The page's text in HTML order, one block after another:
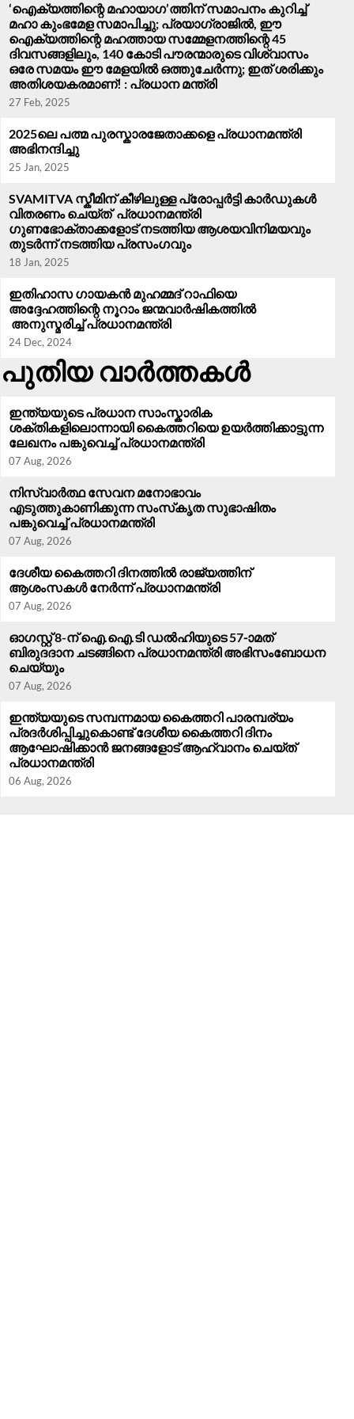
‘ഐക്യത്തിന്റെ മഹായാഗ’ത്തിന് സമാപനം കുറിച്ച്
മഹാ കുംഭമേള സമാപിച്ചു; പ്രയാഗ്‌രാജിൽ, ഈ
ഐക്യത്തിന്റെ മഹത്തായ സമ്മേളനത്തിന്റെ 45
ദിവസങ്ങളിലും, 140 കോടി പൗരന്മാരുടെ വിശ്വാസം
ഒരേ സമയം ഈ മേളയിൽ ഒത്തുചേർന്നു; ഇത് ശരിക്കും
അതിശയകരമാണ്! : പ്രധാന മന്ത്രി
27 Feb, 2025
2025ലെ പത്മ പുരസ്കാരജേതാക്കളെ പ്രധാനമന്ത്രി
അഭിനന്ദിച്ചു
25 Jan, 2025
SVAMITVA സ്കീമിന് കീഴിലുള്ള പ്രോപ്പർട്ടി കാർഡുകൾ
വിതരണം ചെയ്ത് പ്രധാനമന്ത്രി
ഗുണഭോക്താക്കളോട് നടത്തിയ ആശയവിനിമയവും
തുടർന്ന് നടത്തിയ പ്രസം​ഗവും
18 Jan, 2025
ഇതിഹാസ ഗായകൻ മുഹമ്മദ് റാഫിയെ
അദ്ദേഹത്തിന്റെ നൂറാം ജന്മവാർഷികത്തിൽ
അനുസ്മരിച്ച് പ്രധാനമന്ത്രി
24 Dec, 2024
പുതിയ വാർത്തകൾ
ഇന്ത്യയുടെ പ്രധാന സാംസ്കാരിക
ശക്തികളിലൊന്നായി കൈത്തറിയെ ഉയർത്തിക്കാട്ടുന്ന
ലേഖനം പങ്കുവെച്ച് പ്രധാനമന്ത്രി
07 Aug, 2026
നിസ്വാർത്ഥ സേവന മനോഭാവം
‍എടുത്തുകാണിക്കുന്ന സംസ്‌കൃത സുഭാഷിതം
പങ്കുവെച്ച് പ്രധാനമന്ത്രി
07 Aug, 2026
ദേശീയ കൈത്തറി ദിനത്തിൽ രാജ്യത്തിന്
ആശംസകൾ നേർന്ന് പ്രധാനമന്ത്രി
07 Aug, 2026
ഓഗസ്റ്റ് 8-ന് ഐ.ഐ.ടി ഡൽഹിയുടെ 57-ാമത്
ബിരുദദാന ചടങ്ങിനെ പ്രധാനമന്ത്രി അഭിസംബോധന
ചെയ്യും
07 Aug, 2026
ഇന്ത്യയുടെ സമ്പന്നമായ കൈത്തറി പാരമ്പര്യം
പ്രദർശിപ്പിച്ചുകൊണ്ട് ദേശീയ കൈത്തറി ദിനം
ആഘോഷിക്കാൻ ജനങ്ങളോട് ആഹ്വാനം ചെയ്ത്
പ്രധാനമന്ത്രി
06 Aug, 2026